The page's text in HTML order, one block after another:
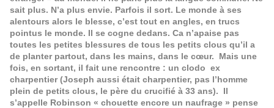
sait plus. N’a plus envie. Parfois il sort. Le monde à ses
alentours alors le blesse, c’est tout en angles, en trucs
pointus le monde. Il se cogne dedans. Ca n’apaise pas
toutes les petites blessures de tous les petits clous qu’il a
de planter partout, dans les mains, dans le cœur. Mais une
fois, en sortant, il fait une rencontre : un clodo ex
charpentier (Joseph aussi était charpentier, pas l’homme
plein de petits clous, le père du crucifié à 33 ans). Il
s’appelle Robinson « chouette encore un naufrage » pense